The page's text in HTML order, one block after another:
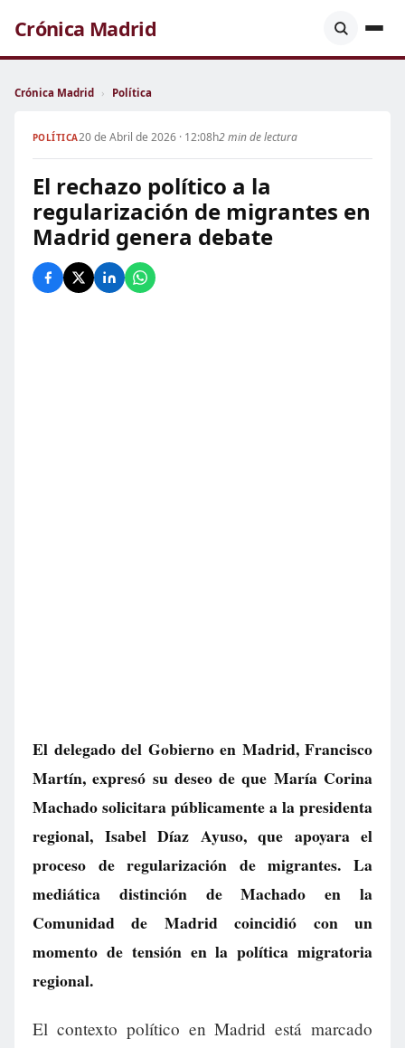
Crónica Madrid
Crónica Madrid › Política
POLÍTICA20 de Abril de 2026 · 12:08h2 min de lectura
El rechazo político a la
regularización de migrantes en
Madrid genera debate
El delegado del Gobierno en Madrid, Francisco
Martín, expresó su deseo de que María Corina
Machado solicitara públicamente a la presidenta
regional, Isabel Díaz Ayuso, que apoyara el
proceso de regularización de migrantes. La
mediática distinción de Machado en la
Comunidad de Madrid coincidió con un
momento de tensión en la política migratoria
regional.
El contexto político en Madrid está marcado